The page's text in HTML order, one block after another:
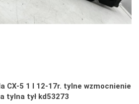
CX-5 1 I 12-17r. tylne wzmocnienie
tylna tył kd53273